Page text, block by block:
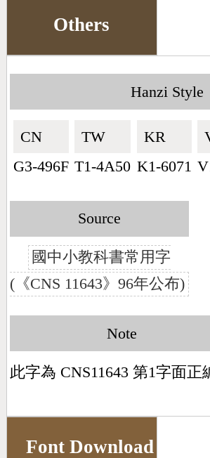
Others
Hanzi Style
CN🇨🇳
G3-496F
TW🇹🇼
T1-4A50
KR🇰🇷
K1-6071
Source
國中小教科書常用字
(《CNS 11643》96年公布)
Note
此字為 CNS11643 第1字面正
Font Download